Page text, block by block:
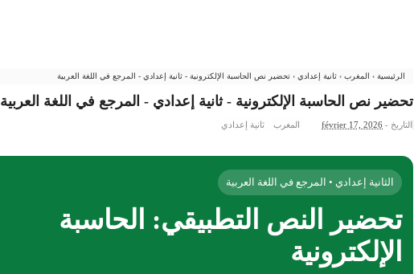
الرئيسية › المغرب › ثانية إعدادي › تحضير نص الحاسبة الإلكترونية - ثانية إعدادي - المرجع في اللغة العربية
تحضير نص الحاسبة الإلكترونية - ثانية إعدادي - المرجع في اللغة العربية
التاريخ - février 17, 2026 المغرب ثانية إعدادي
الثانية إعدادي • المرجع في اللغة العربية
تحضير النص التطبيقي: الحاسبة
الإلكترونية